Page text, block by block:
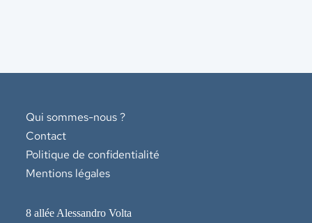
Qui sommes-nous ?
Contact
Politique de confidentialité
Mentions légales
8 allée Alessandro Volta